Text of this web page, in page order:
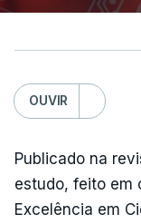
OUVIR
Publicado na
estudo, feito em
Excelência em